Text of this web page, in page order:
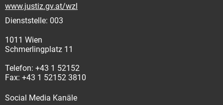
www.justiz.gv.at/wzl
Dienststelle: 003
1011 Wien
Schmerlingplatz 11
Telefon: +43 1 52152
Fax: +43 1 52152 3810
Social Media Kanäle